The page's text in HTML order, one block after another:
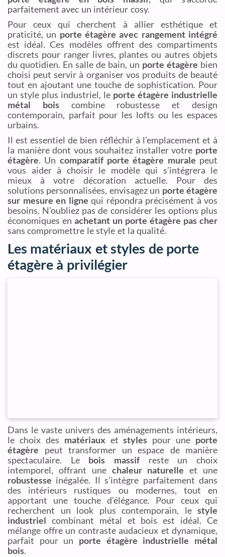
parfaitement avec un intérieur cosy.
Pour ceux qui cherchent à allier esthétique et
praticité, un porte étagère avec rangement intégré
est idéal. Ces modèles offrent des compartiments
discrets pour ranger livres, plantes ou autres objets
du quotidien. En salle de bain, un porte étagère bien
choisi peut servir à organiser vos produits de beauté
tout en ajoutant une touche de sophistication. Pour
un style plus industriel, le porte étagère industrielle
métal boiscombine robustesse et design
contemporain, parfait pour les lofts ou les espaces
urbains.
Il est essentiel de bien réfléchir à l’emplacement et à
la manière dont vous souhaitez installer votre porte
étagère. Un comparatif porte étagère murale peut
vous aider à choisir le modèle qui s’intégrera le
mieux à votre décoration actuelle. Pour des
solutions personnalisées, envisagez un porte étagère
sur mesure en ligne qui répondra précisément à vos
besoins. N’oubliez pas de considérer les options plus
économiques en achetant un porte étagère pas cher
sans compromettre le style et la qualité.
Les matériaux et styles de porte
étagère à privilégier
Dans le vaste univers des aménagements intérieurs,
le choix des matériaux etstyles pour une porte
étagère peut transformer un espace de manière
spectaculaire. Le bois massifreste un choix
intemporel, offrant une chaleur naturelle et une
robustesse inégalée. Il s’intègre parfaitement dans
des intérieurs rustiques ou modernes, tout en
apportant une touche d’élégance. Pour ceux qui
recherchent un look plus contemporain, le style
industriel combinant métal et bois est idéal. Ce
mélange offre un contraste audacieux et dynamique,
parfait pour un porte étagère industrielle métal
bois.